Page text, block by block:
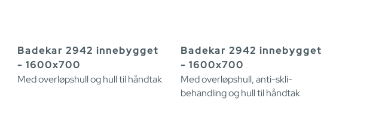
Badekar 2942 innebygget
- 1600x700
Med overløpshull og hull til håndtak
Badekar 2942 innebygget
- 1600x700
Med overløpshull, anti-skli-
behandling og hull til håndtak